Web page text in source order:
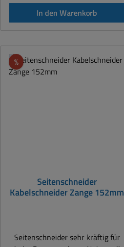
In den Warenkorb
%Rabatt
Seitenschneider
Kabelschneider Zange 152mm
Seitenschneider sehr kräftig für